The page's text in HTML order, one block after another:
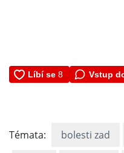
Vstup
Témata: bolesti zad